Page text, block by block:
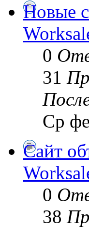
Новые
0
31
Ср
Сайт
0
38